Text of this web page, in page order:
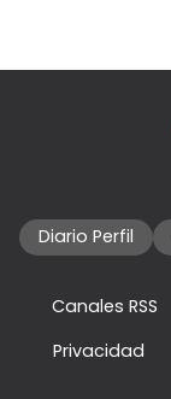
Diario Perfil
Canales RSS
Privacidad